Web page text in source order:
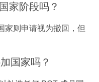
家阶段吗？
家则申请视为撤回，但
国家吗？